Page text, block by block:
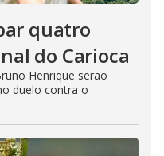
quatro
do Carioca
Henrique serão
duelo contra o